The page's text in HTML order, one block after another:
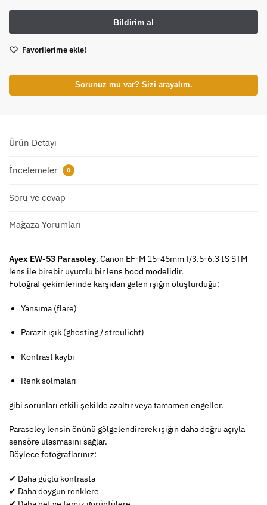
Favorilerime ekle!
Sorunuz mu var? Sizi arayalım.
Ürün Detayı
İncelemeler 0
Soru ve cevap
Mağaza Yorumları
Ayex EW-53 Parasoley, Canon EF-M 15-45mm f/3.5-6.3 IS STM
lens ile birebir uyumlu bir lens hood modelidir.
Fotoğraf çekimlerinde karşıdan gelen ışığın oluşturduğu:
Yansıma (flare)
Parazit ışık (ghosting / streulicht)
Kontrast kaybı
Renk solmaları
gibi sorunları etkili şekilde azaltır veya tamamen engeller.
Parasoley lensin önünü gölgelendirerek ışığın daha doğru açıyla
sensöre ulaşmasını sağlar.
Böylece fotoğraflarınız:
✔ Daha güçlü kontrasta
✔ Daha doygun renklere